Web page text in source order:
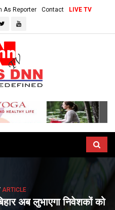
As Reporter Contact LIVE TV
ARTICLE
अब लुभाएगा निवेशकों को